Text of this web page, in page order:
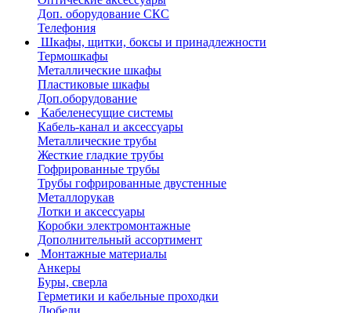
Доп. оборудование СКС
Телефония
Шкафы, щитки, боксы и принадлежности
Термошкафы
Металлические шкафы
Пластиковые шкафы
Доп.оборудование
Кабеленесущие системы
Кабель-канал и аксессуары
Металлические трубы
Жесткие гладкие трубы
Гофрированные трубы
Трубы гофрированные двустенные
Металлорукав
Лотки и аксессуары
Коробки электромонтажные
Дополнительный ассортимент
Монтажные материалы
Анкеры
Буры, сверла
Герметики и кабельные проходки
Дюбели